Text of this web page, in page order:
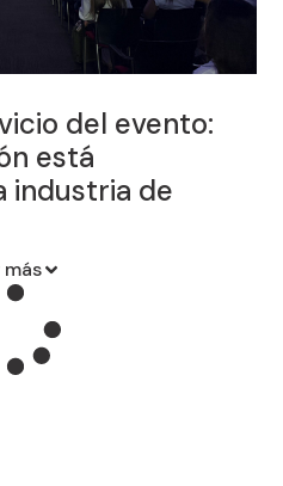
del evento:
está
industria de
más